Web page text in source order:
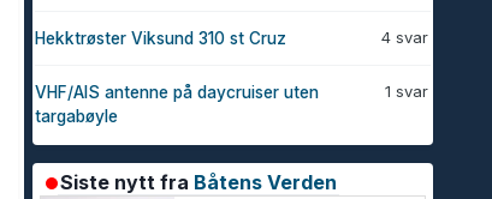
4 svar
Hekktrøster Viksund 310 st Cruz
1 svar
VHF/AIS antenne på daycruiser uten
targabøyle
Siste nytt fra Båtens Verden